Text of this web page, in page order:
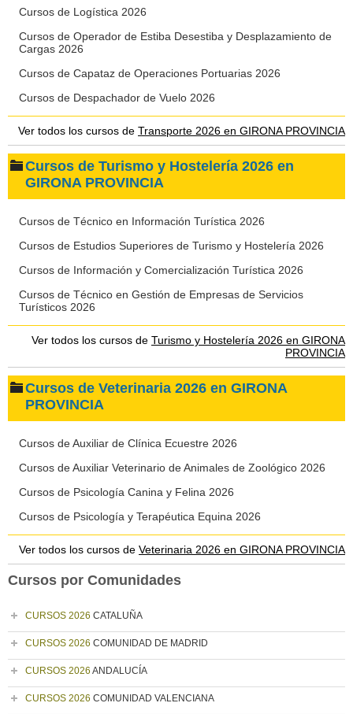
Cursos de Logística 2026
Cursos de Operador de Estiba Desestiba y Desplazamiento de
Cargas 2026
Cursos de Capataz de Operaciones Portuarias 2026
Cursos de Despachador de Vuelo 2026
Ver todos los cursos de Transporte 2026 en GIRONA PROVINCIA
Cursos de Turismo y Hostelería 2026 en
GIRONA PROVINCIA
Cursos de Técnico en Información Turística 2026
Cursos de Estudios Superiores de Turismo y Hostelería 2026
Cursos de Información y Comercialización Turística 2026
Cursos de Técnico en Gestión de Empresas de Servicios
Turísticos 2026
Ver todos los cursos de Turismo y Hostelería 2026 en GIRONA
PROVINCIA
Cursos de Veterinaria 2026 en GIRONA
PROVINCIA
Cursos de Auxiliar de Clínica Ecuestre 2026
Cursos de Auxiliar Veterinario de Animales de Zoológico 2026
Cursos de Psicología Canina y Felina 2026
Cursos de Psicología y Terapéutica Equina 2026
Ver todos los cursos de Veterinaria 2026 en GIRONA PROVINCIA
Cursos por Comunidades
CURSOS 2026 CATALUÑA
CURSOS 2026 COMUNIDAD DE MADRID
CURSOS 2026 ANDALUCÍA
CURSOS 2026 COMUNIDAD VALENCIANA